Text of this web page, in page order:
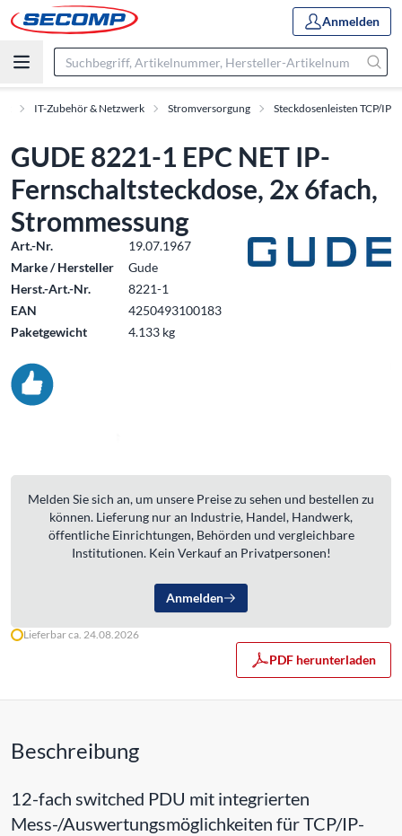
Anmelden
IT-Zubehör & Netzwerk Stromversorgung Steckdosenleisten TCP/IP
GUDE 8221-1 EPC NET IP-
Fernschaltsteckdose, 2x 6fach,
Strommessung
Art.-Nr.
19.07.1967
Marke / Hersteller
Gude
Herst.-Art.-Nr.
8221-1
EAN
4250493100183
Paketgewicht
4.133 kg
Melden Sie sich an, um unsere Preise zu sehen und bestellen zu
können. Lieferung nur an Industrie, Handel, Handwerk,
öffentliche Einrichtungen, Behörden und vergleichbare
Institutionen. Kein Verkauf an Privatpersonen!
Anmelden
Lieferbar ca. 24.08.2026
PDF herunterladen
Beschreibung
12-fach switched PDU mit integrierten
Mess-/Auswertungsmöglichkeiten für TCP/IP-